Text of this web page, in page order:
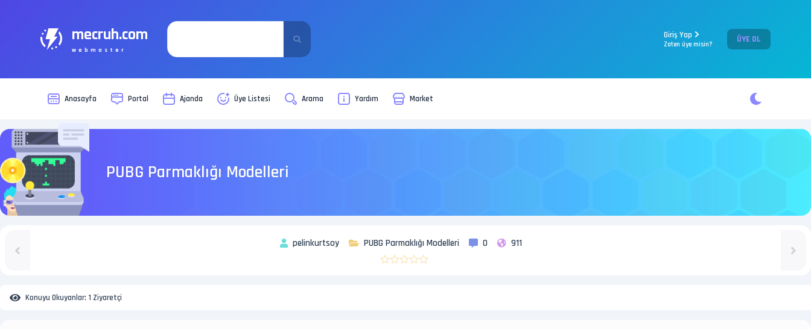
mecruh.com
webmaster
Giriş Yap
Zaten üye misin? ÜYE OL
Anasayfa Portal Ajanda Üye Listesi Arama Yardım Market
PUBG Parmaklığı Modelleri
pelinkurtsoy PUBG Parmaklığı Modelleri 0 911
Konuyu Okuyanlar: 1 Ziyaretçi